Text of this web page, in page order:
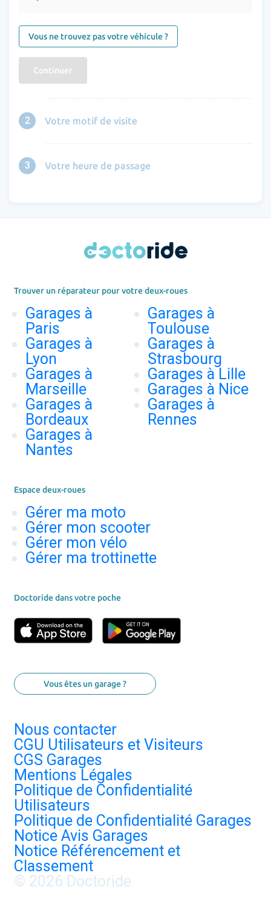
Vous ne trouvez pas votre véhicule ?
Continuer
2 Votre motif de visite
3 Votre heure de passage
Trouver un réparateur pour votre deux-roues
Garages à
Paris
Garages à
Lyon
Garages à
Marseille
Garages à
Bordeaux
Garages à
Nantes
Garages à
Toulouse
Garages à
Strasbourg
Garages à Lille
Garages à Nice
Garages à
Rennes
Espace deux-roues
Gérer ma moto
Gérer mon scooter
Gérer mon vélo
Gérer ma trottinette
Doctoride dans votre poche
Vous êtes un garage ?
Nous contacter
CGU Utilisateurs et Visiteurs
CGS Garages
Mentions Légales
Politique de Confidentialité
Utilisateurs
Politique de Confidentialité Garages
Notice Avis Garages
Notice Référencement et
Classement
© 2026 Doctoride